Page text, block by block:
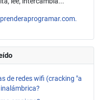
de redes wifi (cracking "a